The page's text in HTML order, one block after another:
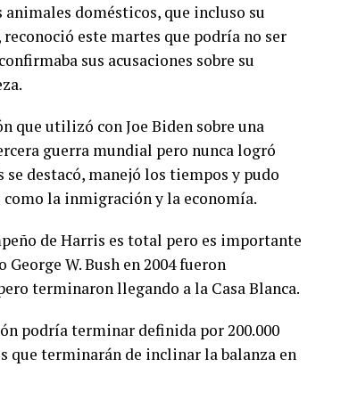
domésticos, que incluso su
este martes que podría no ser
sus acusaciones sobre su
utilizó con Joe Biden sobre una
guerra mundial pero nunca logró
destacó, manejó los tiempos y pudo
la inmigración y la economía.
de Harris es total pero es importante
W. Bush en 2004 fueron
terminaron llegando a la Casa Blanca.
podría terminar definida por 200.000
que terminarán de inclinar la balanza en